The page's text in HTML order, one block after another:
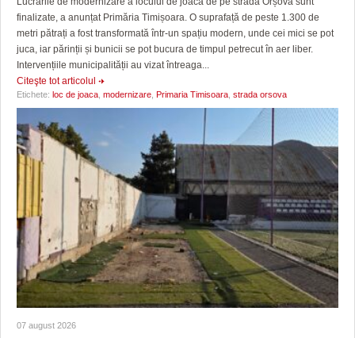
finalizate, a anunțat Primăria Timișoara. O suprafață de peste 1.300 de
metri pătrați a fost transformată într-un spațiu modern, unde cei mici se pot
juca, iar părinții și bunicii se pot bucura de timpul petrecut în aer liber.
Intervențiile municipalității au vizat întreaga...
Citeşte tot articolul
Etichete: loc de joaca modernizare Primaria Timisoara strada orsova
07 august 2026